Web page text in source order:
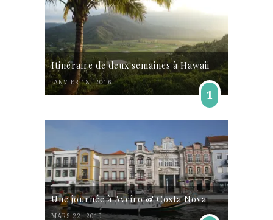
Itinéraire de deux semaines à Hawaii
JANVIER 18, 2016
1
Une journée à Aveiro & Costa Nova
MARS 22, 2019